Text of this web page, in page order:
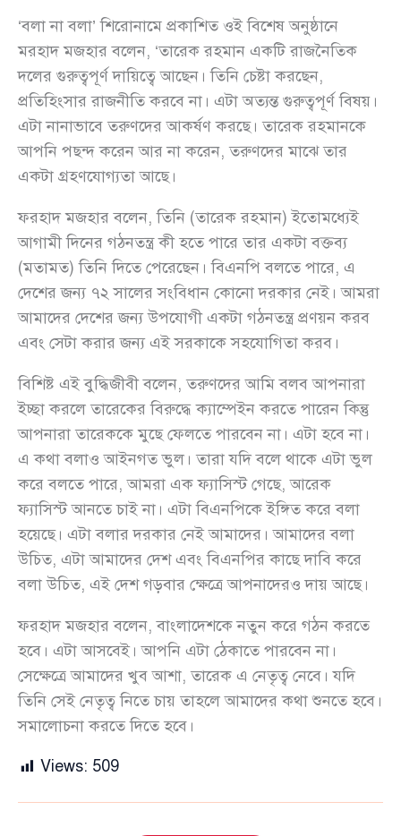
‘বলা না বলা’ শিরোনামে প্রকাশিত ওই বিশেষ অনুষ্ঠানে
মরহাদ মজহার বলেন, ‘তারেক রহমান একটি রাজনৈতিক
দলের গুরুত্বপূর্ণ দায়িত্বে আছেন। তিনি চেষ্টা করছেন,
প্রতিহিংসার রাজনীতি করবে না। এটা অত্যন্ত গুরুত্বপূর্ণ বিষয়।
এটা নানাভাবে তরুণদের আকর্ষণ করছে। তারেক রহমানকে
আপনি পছন্দ করেন আর না করেন, তরুণদের মাঝে তার
একটা গ্রহণযোগ্যতা আছে।
ফরহাদ মজহার বলেন, তিনি (তারেক রহমান) ইতোমধ্যেই
আগামী দিনের গঠনতন্ত্র কী হতে পারে তার একটা বক্তব্য
(মতামত) তিনি দিতে পেরেছেন। বিএনপি বলতে পারে, এ
দেশের জন্য ৭২ সালের সংবিধান কোনো দরকার নেই। আমরা
আমাদের দেশের জন্য উপযোগী একটা গঠনতন্ত্র প্রণয়ন করব
এবং সেটা করার জন্য এই সরকাকে সহযোগিতা করব।
বিশিষ্ট এই বুদ্ধিজীবী বলেন, তরুণদের আমি বলব আপনারা
ইচ্ছা করলে তারেকের বিরুদ্ধে ক্যাম্পেইন করতে পারেন কিন্তু
আপনারা তারেককে মুছে ফেলতে পারবেন না। এটা হবে না।
এ কথা বলাও আইনগত ভুল। তারা যদি বলে থাকে এটা ভুল
করে বলতে পারে, আমরা এক ফ্যাসিস্ট গেছে, আরেক
ফ্যাসিস্ট আনতে চাই না। এটা বিএনপিকে ইঙ্গিত করে বলা
হয়েছে। এটা বলার দরকার নেই আমাদের। আমাদের বলা
উচিত, এটা আমাদের দেশ এবং বিএনপির কাছে দাবি করে
বলা উচিত, এই দেশ গড়বার ক্ষেত্রে আপনাদেরও দায় আছে।
ফরহাদ মজহার বলেন, বাংলাদেশকে নতুন করে গঠন করতে
হবে। এটা আসবেই। আপনি এটা ঠেকাতে পারবেন না।
সেক্ষেত্রে আমাদের খুব আশা, তারেক এ নেতৃত্ব নেবে। যদি
তিনি সেই নেতৃত্ব নিতে চায় তাহলে আমাদের কথা শুনতে হবে।
সমালোচনা করতে দিতে হবে।
Views: 509